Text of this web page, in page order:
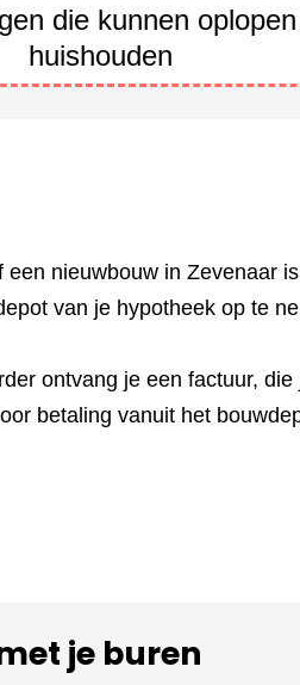
die kunnen
huishouden
nieuwbouw in Zevenaar
van je hypotheek op te
ontvang je een factuur,
betaling vanuit het
je buren